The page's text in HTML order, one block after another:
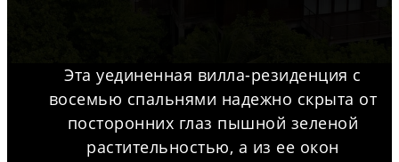
Эта уединенная вилла-резиденция с
восемью спальнями надежно скрыта от
посторонних глаз пышной зеленой
растительностью, а из ее окон